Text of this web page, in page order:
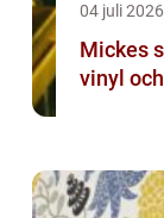
04 juli 2026
Mickes
vinyl